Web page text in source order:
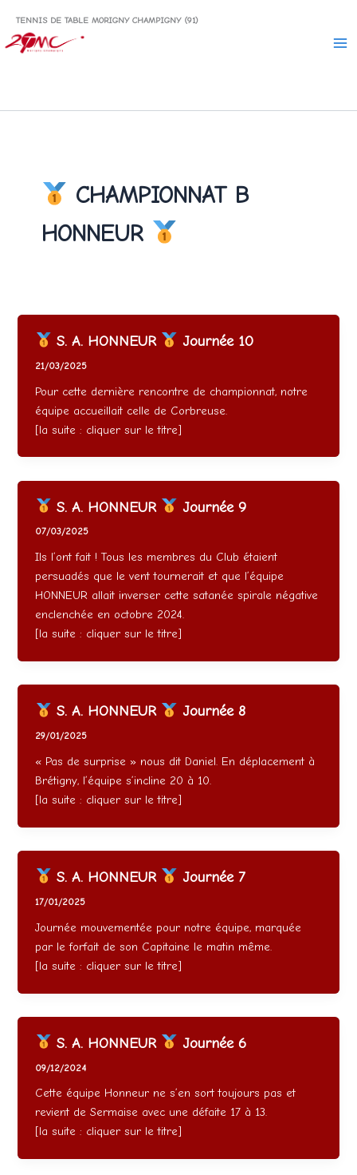
contenu
TENNIS DE TABLE MORIGNY CHAMPIGNY (91)
CHAMPIONNAT B
HONNEUR
S. A. HONNEUR Journée 10
21/03/2025
Pour cette dernière rencontre de championnat, notre
équipe accueillait celle de Corbreuse.
[la suite : cliquer sur le titre]
S. A. HONNEUR Journée 9
07/03/2025
Ils l’ont fait ! Tous les membres du Club étaient
persuadés que le vent tournerait et que l’équipe
HONNEUR allait inverser cette satanée spirale négative
enclenchée en octobre 2024.
[la suite : cliquer sur le titre]
S. A. HONNEUR Journée 8
29/01/2025
« Pas de surprise » nous dit Daniel. En déplacement à
Brétigny, l’équipe s’incline 20 à 10.
[la suite : cliquer sur le titre]
S. A. HONNEUR Journée 7
17/01/2025
Journée mouvementée pour notre équipe, marquée
par le forfait de son Capitaine le matin même.
[la suite : cliquer sur le titre]
S. A. HONNEUR Journée 6
09/12/2024
Cette équipe Honneur ne s’en sort toujours pas et
revient de Sermaise avec une défaite 17 à 13.
[la suite : cliquer sur le titre]